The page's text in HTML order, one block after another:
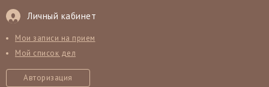
Личный кабинет
Мои записи на прием
Мой список дел
Авторизация